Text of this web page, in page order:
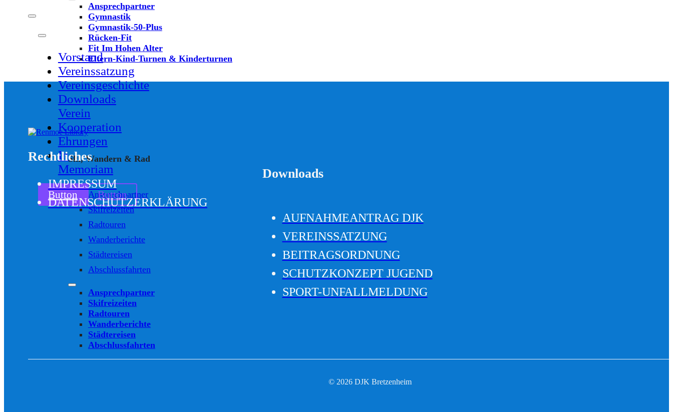
Ansprechpartner
Gymnastik
Gymnastik-50-Plus
Rücken-Fit
Fit Im Hohen Alter
Eltern-Kind-Turnen & Kinderturnen
Ski, Wandern & Rad
Ansprechpartner
Skifreizeiten
Radtouren
Wanderberichte
Städtereisen
Abschlussfahrten
Ansprechpartner
Skifreizeiten
Radtouren
Wanderberichte
Städtereisen
Abschlussfahrten
Vorstand
Vereinssatzung
Vereinsgeschichte
Downloads
Verein
Kooperation
Ehrungen
In
Memoriam
Button Button
Rechtliches
IMPRESSUM
DATENSCHUTZERKLÄRUNG
Downloads
AUFNAHMEANTRAG DJK
VEREINSSATZUNG
BEITRAGSORDNUNG
SCHUTZKONZEPT JUGEND
SPORT-UNFALLMELDUNG
© 2026 DJK Bretzenheim